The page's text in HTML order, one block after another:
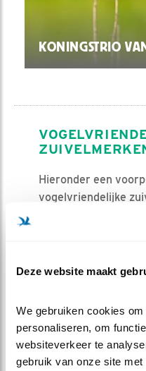
Deze website maakt
We gebruiken cookies
personaliseren, om
websiteverkeer te
gebruik van onze site
KONINGSTRIO
Hieronder een
vogelvriendelijke
Previous
Jannumer -